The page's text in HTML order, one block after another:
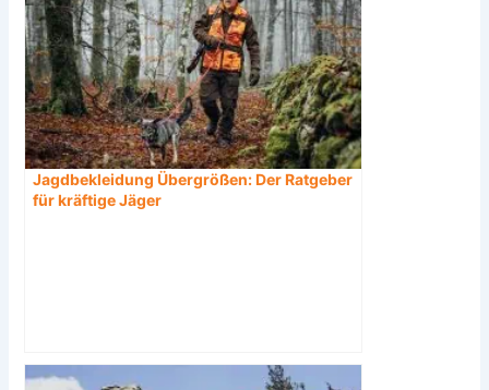
Jagdbekleidung Übergrößen: Der Ratgeber
für kräftige Jäger